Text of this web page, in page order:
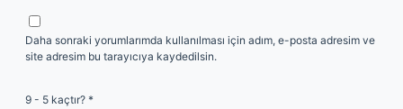
Daha sonraki yorumlarımda kullanılması için adım, e-posta adresim ve
site adresim bu tarayıcıya kaydedilsin.
9 - 5 kaçtır? *